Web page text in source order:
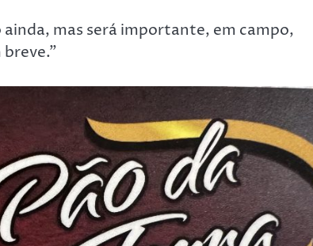
mas será importante, em campo,